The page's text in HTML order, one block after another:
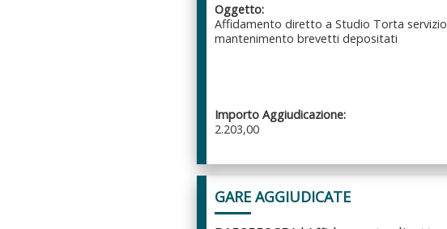
Oggetto:
Affidamento diretto a Studio Torta servizio
mantenimento brevetti depositati
Importo Aggiudicazione:
2.203,00
GARE AGGIUDICATE